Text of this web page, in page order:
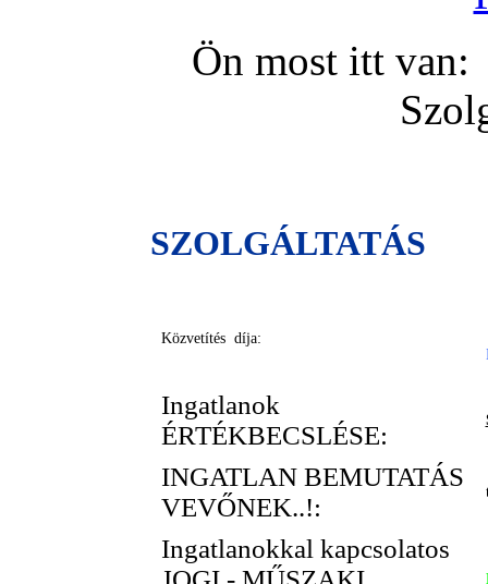
Ön most itt
SZOLGÁLTATÁS
Közvetítés díja:
Ingatlanok
ÉRTÉKBECSLÉSE:
INGATLAN BEMUTATÁS
VEVŐNEK..!:
Ingatlanokkal kapcsolatos